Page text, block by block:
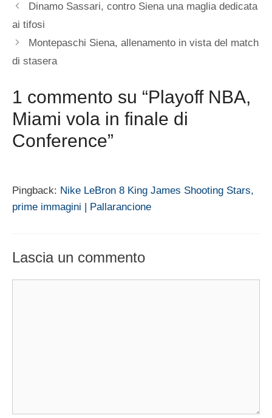
Dinamo Sassari, contro Siena una maglia dedicata
ai tifosi
Montepaschi Siena, allenamento in vista del match
di stasera
1 commento su “Playoff NBA,
Miami vola in finale di
Conference”
Pingback: Nike LeBron 8 King James Shooting Stars,
prime immagini | Pallarancione
Lascia un commento